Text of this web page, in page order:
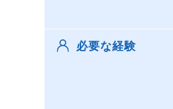
必要な経験